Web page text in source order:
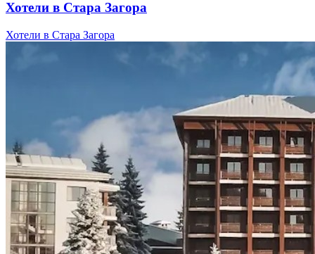
Хотели в Стара Загора
Хотели в Стара Загора